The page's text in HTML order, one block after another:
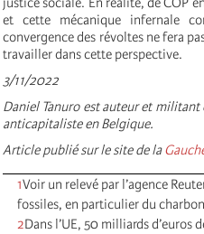
et cette mécanique infernale
convergence des révoltes ne fera
travailler dans cette perspective.
3/11/2022
Daniel Tanuro est auteur et
anticapitaliste en Belgique.
Article publié sur le site de la
1Voir un relevé par l’agence
fossiles, en particulier du
2Dans l’UE, 50 milliards d’euros